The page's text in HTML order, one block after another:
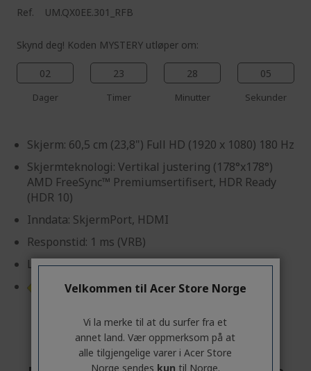
Ref. UM.QX0EE.301_RFB
Skynd deg! Koden MYSTERY utløper om:
02
Dager
23
Timer
28
Minutter
03
Sekunder
Skjerm: 60,5 cm (23,8") Full HD (1920 x 1080) 180 Hz
Skjermteknologi: Vertikal justering (178°x178°)
AMD FreeSync™ Premiumsertifisert, HDR Ready
(HDR 10)
Inndata: SkjermPort, HDMI
Responstid: 1 ms (VRB)
Lysstyrke: 300 cd/m²
Produktark
Velkommen til Acer Store Norge
Vi la merke til at du surfer fra et
annet land. Vær oppmerksom på at
alle tilgjengelige varer i Acer Store
Norge sendes kun til Norge.